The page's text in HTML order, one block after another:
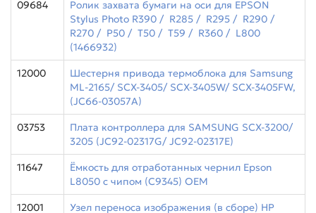
09684
Ролик захвата бумаги на оси для EPSON
Stylus Photo R390 / R285 / R295 / R290 /
R270 / P50 / T50 / T59 / R360 / L800
(1466932)
12000
Шестерня привода термоблока для Samsung
ML-2165/ SCX-3405/ SCX-3405W/ SCX-3405FW,
(JC66-03057A)
03753
Плата контроллера для SAMSUNG SCX-3200/
3205 (JC92-02317G/ JC92-02317E)
11647
Ёмкость для отработанных чернил Epson
L8050 с чипом (C9345) OEM
12001 Узел переноса изображения (в сборе) HP